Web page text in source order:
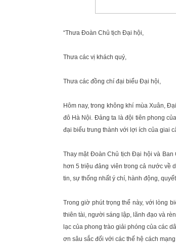
“Thưa Đoàn Chủ tịch Đại hội,
Thưa các vị khách quý,
Thưa các đồng chí đại biểu Đại hội,
Hôm nay, trong không khí mùa Xuân,
đô Hà Nội. Đảng ta là đội tiên phong
đại biểu trung thành với lợi ích của giai
Thay mặt Đoàn Chủ tịch Đại hội và
hơn 5 triệu đảng viên trong cả nước về
tin, sự thống nhất ý chí, hành động,
Trong giờ phút trọng thể này, với lòng
thiên tài, người sáng lập, lãnh đạo và
lạc của phong trào giải phóng của các
ơn sâu sắc đối với các thế hệ cách